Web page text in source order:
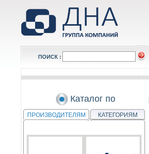
ПОИСК :
Каталог по
ПРОИЗВОДИТЕЛЯМ КАТЕГОРИЯМ